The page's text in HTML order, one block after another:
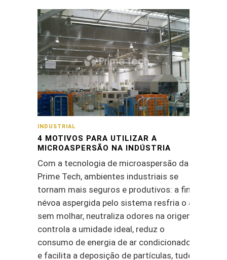
INDUSTRIAL
4 MOTIVOS PARA UTILIZAR A
MICROASPERSÃO NA INDÚSTRIA
Com a tecnologia de microaspersão da
Prime Tech, ambientes industriais se
tornam mais seguros e produtivos: a fina
névoa aspergida pelo sistema resfria o ar
sem molhar, neutraliza odores na origem,
controla a umidade ideal, reduz o
consumo de energia de ar condicionado
e facilita a deposição de partículas, tudo